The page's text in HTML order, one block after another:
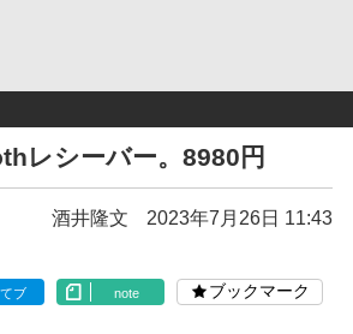
レシーバー。8980円
酒井隆文 2023年7月26日 11:43
ブ note ブックマーク